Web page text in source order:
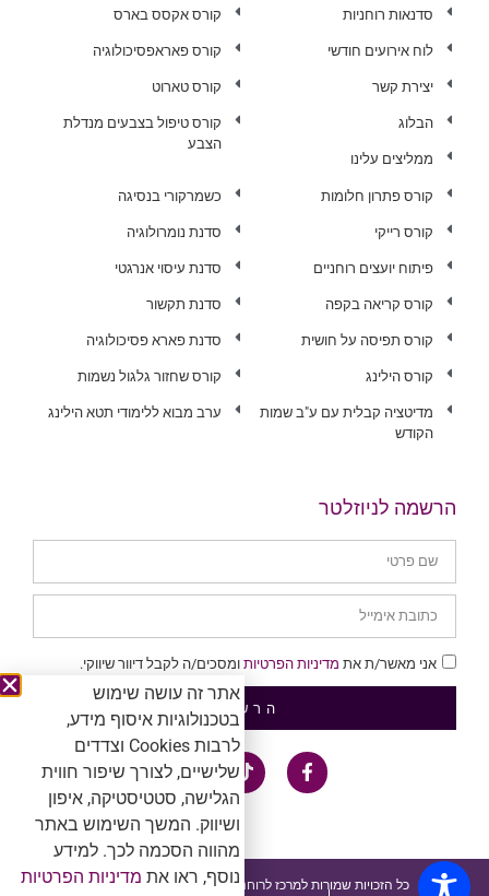
סדנאות רוחניות
לוח אירועים חודשי
יצירת קשר
הבלוג
ממליצים עלינו
קורס אקסס בארס
קורס פאראפסיכולוגיה
קורס טארוט
קורס טיפול בצבעים מנדלת
הצבע
קורס פתרון חלומות
קורס רייקי
פיתוח יועצים רוחניים
קורס קריאה בקפה
קורס תפיסה על חושית
קורס הילינג
מדיטציה קבלית עם ע"ב שמות
הקודש
כשמרקורי בנסיגה
סדנת נומרולוגיה
סדנת עיסוי אנרגטי
סדנת תקשור
סדנת פארא פסיכולוגיה
קורס שחזור גלגול נשמות
ערב מבוא ללימודי תטא הילינג
הרשמה לניוזלטר
אני מאשר/ת את מדיניות הפרטיות ומסכים/ה לקבל דיוור שיווקי.
הרשמה
כל הזכויות שמורות למרכז לרוחניות. אין להעתיק ולשכפל ™®Ⓒ
אתר זה עושה שימוש
בטכנולוגיות איסוף מידע,
לרבות Cookies וצדדים
שלישיים, לצורך שיפור חווית
הגלישה, סטטיסטיקה, איפון
ושיווק. המשך השימוש באתר
מהווה הסכמה לכך. למידע
נוסף, ראו את מדיניות הפרטיות